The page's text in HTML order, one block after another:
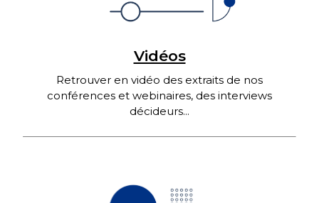
Vidéos
Retrouver en vidéo des extraits de nos
conférences et webinaires, des interviews
décideurs...